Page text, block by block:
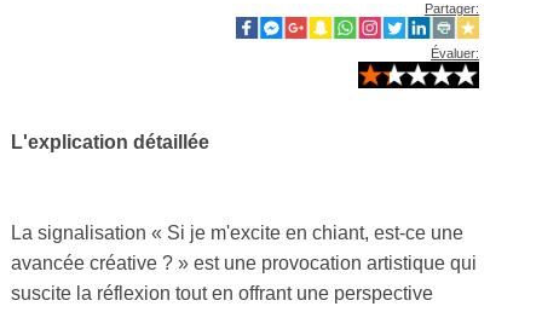
Partager:
Évaluer:
L'explication détaillée
La signalisation « Si je m'excite en chiant, est-ce une
avancée créative ? » est une provocation artistique qui
suscite la réflexion tout en offrant une perspective